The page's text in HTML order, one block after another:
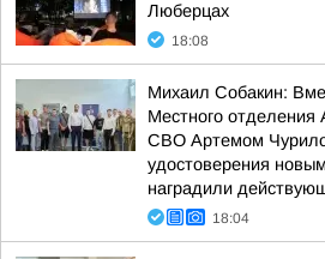
Люберцах
18:08
Михаил Собакин:
Местного отделения
СВО Артемом
удостоверения
наградили
18:04